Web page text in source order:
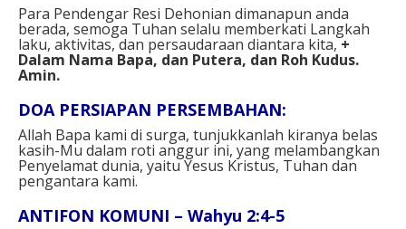
Para Pendengar Resi Dehonian dimanapun anda
berada, semoga Tuhan selalu memberkati Langkah
laku, aktivitas, dan persaudaraan diantara kita,+
Dalam Nama Bapa, dan Putera, dan Roh Kudus.
Amin.
DOA PERSIAPAN PERSEMBAHAN:
Allah Bapa kami di surga, tunjukkanlah kiranya belas
kasih-Mu dalam roti anggur ini, yang melambangkan
Penyelamat dunia, yaitu Yesus Kristus, Tuhan dan
pengantara kami.
ANTIFON KOMUNI – Wahyu 2:4-5